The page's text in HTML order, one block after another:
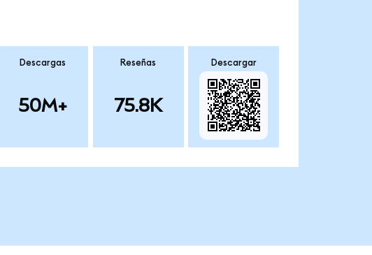
Descargas
50M+
Reseñas
75.8K
Descargar